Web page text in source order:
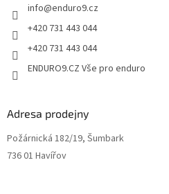
info@enduro9.cz
+420 731 443 044
+420 731 443 044
ENDURO9.CZ Vše pro enduro
Adresa prodejny
Požárnická 182/19, Šumbark
736 01 Havířov